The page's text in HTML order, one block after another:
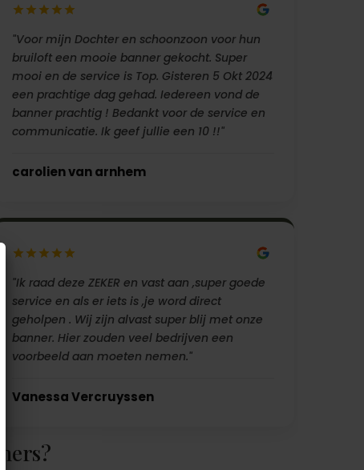
"Voor mijn Dochter en schoonzoon voor hun
bruiloft een mooie banner gekocht. Super
mooi en de service is Top. Gisteren 5 Okt 2024
een prachtige dag gehad. Iedereen vond de
banner prachtig ! Bedankt voor de service en
communicatie. Ik geef jullie een 10 !!"
carolien van arnhem
"Ik raad deze ZEKER en vast aan ,super goede
service en als er iets is ,je word direct
geholpen . Wij zijn alvast super blij met onze
banner. Hier zouden veel bedrijven een
voorbeeld aan moeten nemen."
Vanessa Vercruyssen